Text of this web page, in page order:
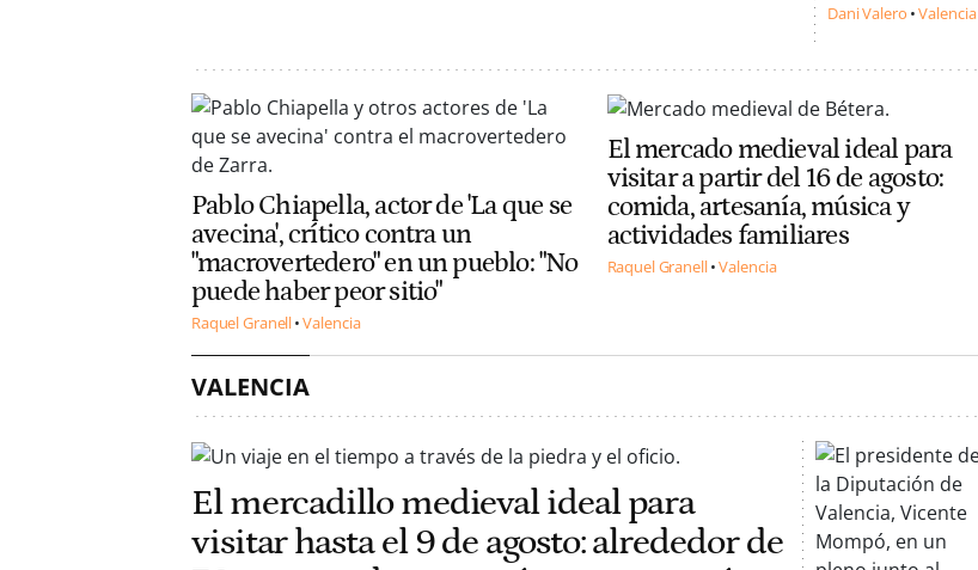
Dani Valero Valencia
Pablo Chiapella, actor de 'La que se
avecina', crítico contra un
"macrovertedero" en un pueblo: "No
puede haber peor sitio"
Raquel Granell Valencia
El mercado medieval ideal para
visitar a partir del 16 de agosto:
comida, artesanía, música y
actividades familiares
Raquel Granell Valencia
VALENCIA
El mercadillo medieval ideal para
visitar hasta el 9 de agosto: alrededor de